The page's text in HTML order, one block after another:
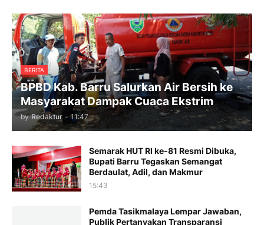
BERITA
BPBD Kab. Barru Salurkan Air Bersih ke
Masyarakat Dampak Cuaca Ekstrim
by Redaktur - 11:47
Semarak HUT RI ke-81 Resmi Dibuka,
Bupati Barru Tegaskan Semangat
Berdaulat, Adil, dan Makmur
15:43
Pemda Tasikmalaya Lempar Jawaban,
Publik Pertanyakan Transparansi